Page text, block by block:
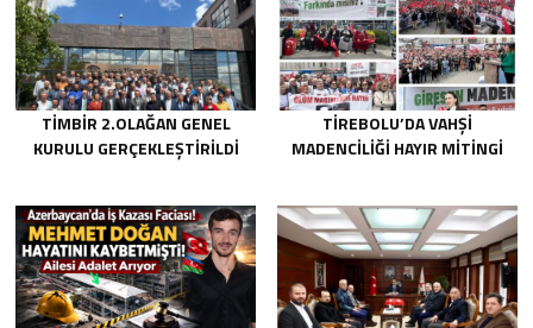
TİMBİR 2.OLAĞAN GENEL
KURULU GERÇEKLEŞTIRILDI
TIREBOLU’DA VAHŞI
MADENCILIĞI HAYIR MITINGI